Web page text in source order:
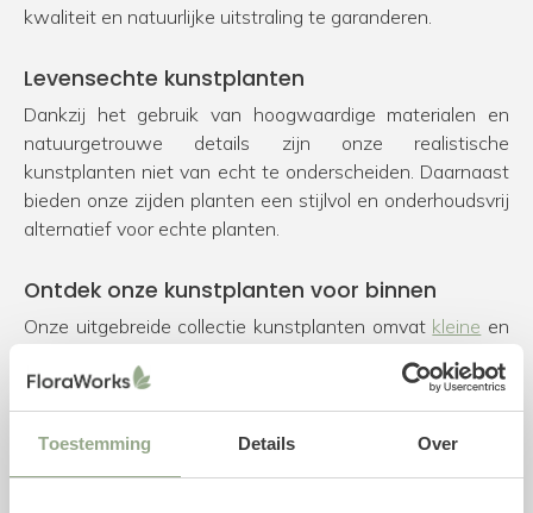
Toestemming Details Over
kwaliteit en natuurlijke uitstraling te garanderen.
Levensechte kunstplanten
Dankzij het gebruik van hoogwaardige materialen en
natuurgetrouwe details zijn onze realistische
kunstplanten niet van echt te onderscheiden. Daarnaast
bieden onze zijden planten een stijlvol en onderhoudsvrij
alternatief voor echte planten.
Ontdek onze kunstplanten voor binnen
Onze uitgebreide collectie kunstplanten omvat kleine en
hangplanten, en stijlvollepot-plant
combinaties. Daarnaast hebben weverticaal kunstgroen
in ons assortiment voor moderne wanddecoratie. Of je nu